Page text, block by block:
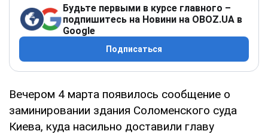
Будьте первыми в курсе главного –
подпишитесь на Новини на OBOZ.UA в
Google
Подписаться
Вечером 4 марта появилось сообщение о
заминировании здания Соломенского суда
Киева, куда насильно доставили главу